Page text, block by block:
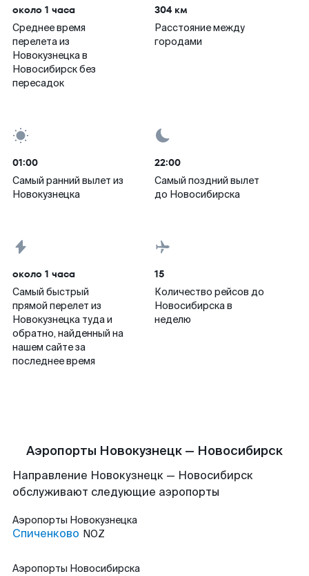
около 1 часа
Среднее время
перелета из
Новокузнецка в
Новосибирск без
пересадок
304 км
Расстояние между
городами
01:00
Самый ранний вылет из
Новокузнецка
22:00
Самый поздний вылет
до Новосибирска
около 1 часа
Самый быстрый
прямой перелет из
Новокузнецка туда и
обратно, найденный на
нашем сайте за
последнее время
15
Количество рейсов до
Новосибирска в
неделю
Аэропорты Новокузнецк — Новосибирск
Направление Новокузнецк — Новосибирск
обслуживают следующие аэропорты
Аэропорты Новокузнецка
Спиченково NOZ
Аэропорты Новосибирска